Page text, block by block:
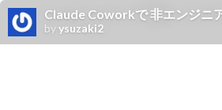
Claude Coworkで 非エンジニ
byysuzaki2